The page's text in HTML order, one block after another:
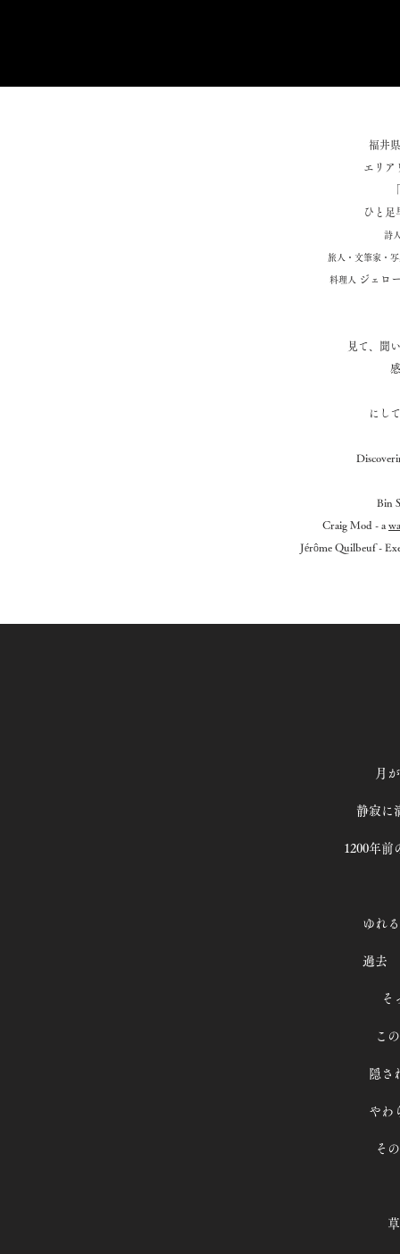
福井
エリア
ひと足
詩
旅人・文筆家・
料理人 ジェロ
見て、聞
にし
Bin
Craig Mod - a
Jérôme Quilbeuf -
月
静寂に
1200年前
ゆれ
過去
そ
こ
隠さ
やわ
そ